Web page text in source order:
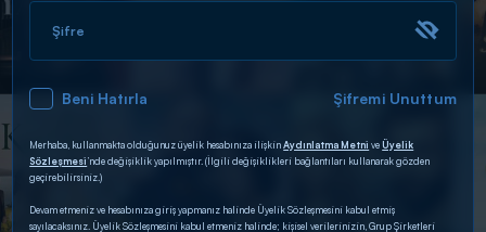
DİĞER SONUÇLAR
Şifre
Beni Hatırla Şifremi Unuttum
Merhaba, kullanmakta olduğunuz üyelik hesabınıza ilişkinAydınlatma Metni veÜyelik
Sözleşmesi’nde değişiklik yapılmıştır. (İlgili değişiklikleri bağlantıları kullanarak gözden
geçirebilirsiniz.)
Devam etmeniz ve hesabınıza giriş yapmanız halinde Üyelik Sözleşmesini kabul etmiş
sayılacaksınız. Üyelik Sözleşmesini kabul etmeniz halinde; kişisel verilerinizin, Grup Şirketleri